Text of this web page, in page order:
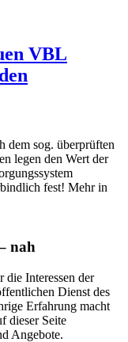
VBL
dem sog. überprüften
legen den Wert der
fest! Mehr in
nah
die Interessen der
Dienst des
Erfahrung macht
dieser Seite
Angebote.